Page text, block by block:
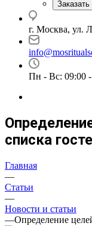
Заказать
г. Москва, ул.
Пн - Вс: 09:00
списка
Главная
—
Статьи
—
Новости и статьи
—Определение